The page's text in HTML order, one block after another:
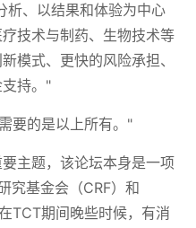
析、以结果和体验为中心
技术与制药、生物技术等
模式、更快的风险承担、
持。"
要的是以上所有。"
主题，该论坛本身是一项
究基金会（CRF）和
TCT期间晚些时候，有消